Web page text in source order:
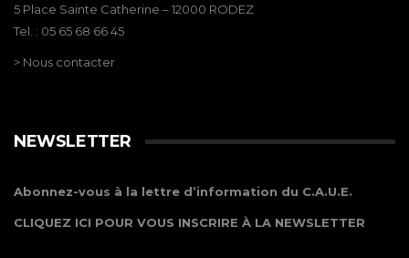
5 Place Sainte Catherine – 12000 RODEZ
Tel. : 05 65 68 66 45
> Nous contacter
NEWSLETTER
Abonnez-vous à la lettre d’information du C.A.U.E.
CLIQUEZ ICI POUR VOUS INSCRIRE À LA NEWSLETTER